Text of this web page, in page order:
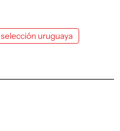
selección uruguaya